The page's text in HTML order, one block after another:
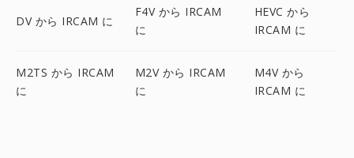
DV から IRCAM に
F4V から IRCAM
に
HEVC から
IRCAM に
M2TS から IRCAM
に
M2V から IRCAM
に
M4V から
IRCAM に